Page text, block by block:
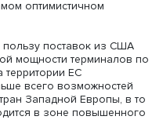
— импорт сжиженного
Владимиров,
этим
что РФ занимает
в импорте